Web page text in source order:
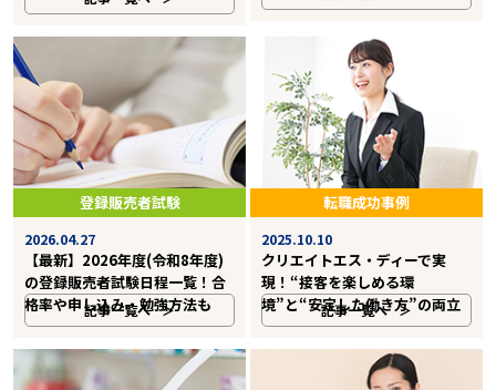
登録販売者試験
2026.04.27
【最新】2026年度(令和8年度)
の登録販売者試験日程一覧！合
格率や申し込み・勉強方法も
記事一覧へ
転職成功事例
2025.10.10
クリエイトエス・ディーで実
現！“接客を楽しめる環
境”と“安定した働き方”の両立
記事一覧へ